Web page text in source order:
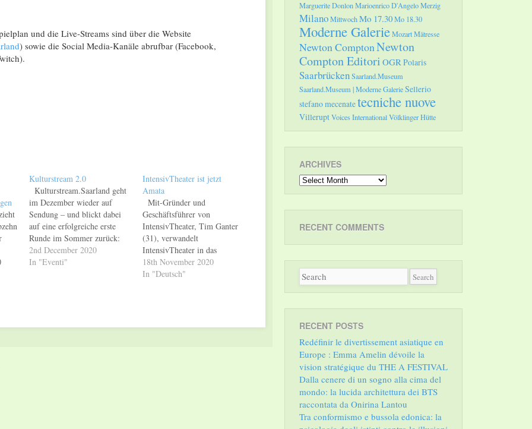
und die Live-Streams sind über die Website
) sowie die Social Media-Kanäle abrufbar (Facebook,
Kulturstream 2.0
Kulturstream.Saarland geht
im Dezember wieder auf
Sendung – und blickt dabei
auf eine erfolgreiche erste
Runde im Sommer zurück:
drei Monate, siebzehn Live-
Streams, über 50.000
2nd December 2020
In "Eventi"
IntensivTheater ist jetzt
Amata
Mit-Gründer und
Geschäftsführer von
IntensivTheater, Tim Ganter
(31), verwandelt
IntensivTheater in das
Kreativunternehmen Amata.
"Unsere Branche steht Kopf –
18th November 2020
In "Deutsch"
Marguerite DonlonMarioenrico D'AngeloMerzig
MilanoMittwochMo 17.30Mo 18.30
Moderne GalerieMozartMätresse
Newton ComptonNewton
Compton Editori OGRPolaris
SaarbrückenSaarland.Museum
Saarland.Museum | Moderne GalerieSellerio
stefano mecenatetecniche nuove
VilleruptVoices InternationalVölklinger Hütte
ARCHIVES
Archives
RECENT COMMENTS
RECENT POSTS
Redéfinir le divertissement asiatique en
Europe : Emma Amelin dévoile la
vision stratégique du THE A FESTIVAL
Dalla cenere di un sogno alla cima del
mondo: la lucida architettura dei BTS
raccontata da Onirina Lantou
Tra conformismo e bussola edonica: la